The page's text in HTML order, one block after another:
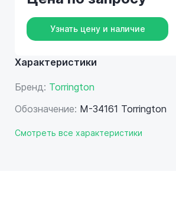
Характеристики
Бренд: Torrington
Обозначение: M-34161 Torrington
Смотреть все характеристики
Узнать цену и наличие